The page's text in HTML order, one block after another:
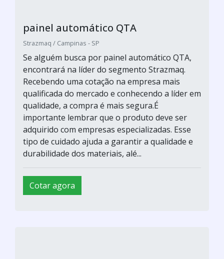
painel automático QTA
Strazmaq / Campinas - SP
Se alguém busca por painel automático QTA,
encontrará na líder do segmento Strazmaq.
Recebendo uma cotação na empresa mais
qualificada do mercado e conhecendo a líder em
qualidade, a compra é mais segura.É
importante lembrar que o produto deve ser
adquirido com empresas especializadas. Esse
tipo de cuidado ajuda a garantir a qualidade e
durabilidade dos materiais, alé...
Cotar agora